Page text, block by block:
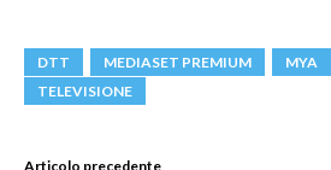
DTT MEDIASET PREMIUM MYA
TELEVISIONE
Articolo precedente